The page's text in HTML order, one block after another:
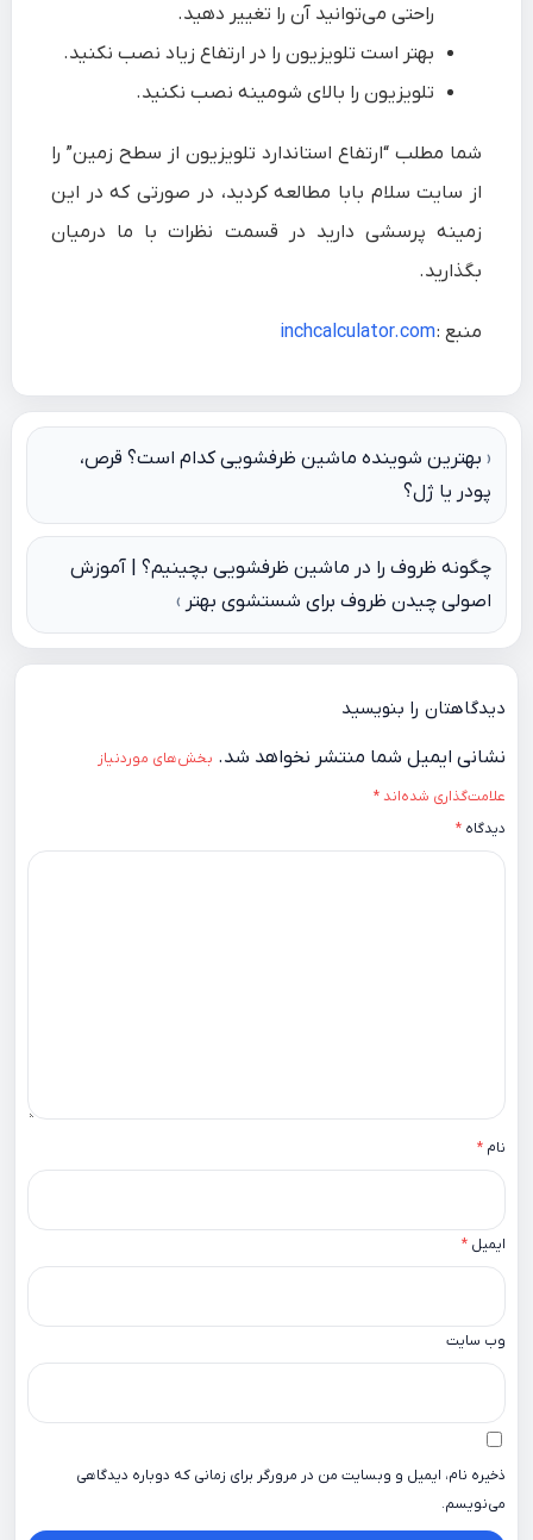
راحتی می‌توانید آن را تغییر دهید.
بهتر است تلویزیون را در ارتفاع زیاد نصب نکنید.
تلویزیون را بالای شومینه نصب نکنید.
شما مطلب “ارتفاع استاندارد تلویزیون از سطح زمین” را
از سایت سلام بابا مطالعه کردید، در صورتی که در این
زمینه پرسشی دارید در قسمت نظرات با ما درمیان
بگذارید.
منبع :inchcalculator.com
راهبری
نوشته
بهترین شوینده ماشین ظرفشویی کدام است؟ قرص،
پودر یا ژل؟
چگونه ظروف را در ماشین ظرفشویی بچینیم؟ | آموزش
اصولی چیدن ظروف برای شستشوی بهتر
دیدگاهتان را بنویسید
نشانی ایمیل شما منتشر نخواهد شد. بخش‌های موردنیاز
علامت‌گذاری شده‌اند*
دیدگاه *
نام *
ایمیل *
وب‌ سایت
ذخیره نام، ایمیل و وبسایت من در مرورگر برای زمانی که دوباره دیدگاهی
می‌نویسم.